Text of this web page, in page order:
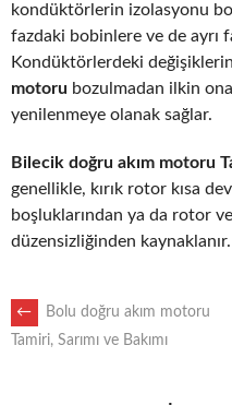
kondüktörlerin izolasyonu
fazdaki bobinlere ve de ayrı
Kondüktörlerdeki
motoru bozulmadan ilkin
yenilenmeye olanak sağlar.
Bilecik doğru akım motoru
genellikle, kırık rotor kısa
boşluklarından ya da rotor
düzensizliğinden kaynaklanır.
POST
←
Bolu doğru akım motoru
Tamiri, Sarımı ve Bakımı